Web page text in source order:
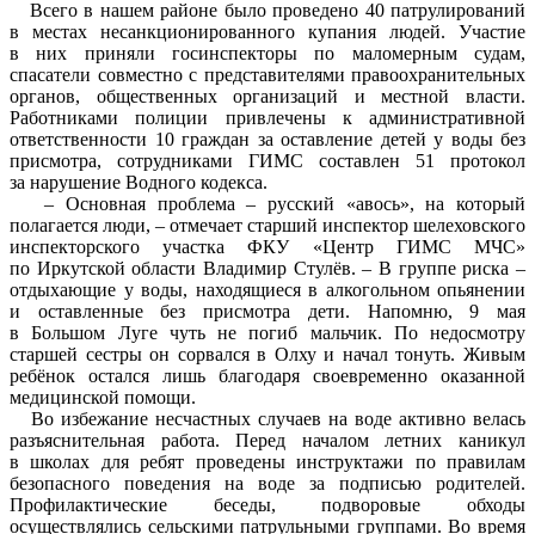
Всего в нашем районе было проведено 40 патрулирований
в местах несанкционированного купания людей. Участие
в них приняли госинспекторы по маломерным судам,
спасатели совместно с представителями правоохранительных
органов, общественных организаций и местной власти.
Работниками полиции привлечены к административной
ответственности 10 граждан за оставление детей у воды без
присмотра, сотрудниками ГИМС составлен 51 протокол
за нарушение Водного кодекса.
– Основная проблема – русский «авось», на который
полагается люди, – отмечает старший инспектор шелеховского
инспекторского участка ФКУ «Центр ГИМС МЧС»
по Иркутской области Владимир Стулёв. – В группе риска –
отдыхающие у воды, находящиеся в алкогольном опьянении
и оставленные без присмотра дети. Напомню, 9 мая
в Большом Луге чуть не погиб мальчик. По недосмотру
старшей сестры он сорвался в Олху и начал тонуть. Живым
ребёнок остался лишь благодаря своевременно оказанной
медицинской помощи.
Во избежание несчастных случаев на воде активно велась
разъяснительная работа. Перед началом летних каникул
в школах для ребят проведены инструктажи по правилам
безопасного поведения на воде за подписью родителей.
Профилактические беседы, подворовые обходы
осуществлялись сельскими патрульными группами. Во время